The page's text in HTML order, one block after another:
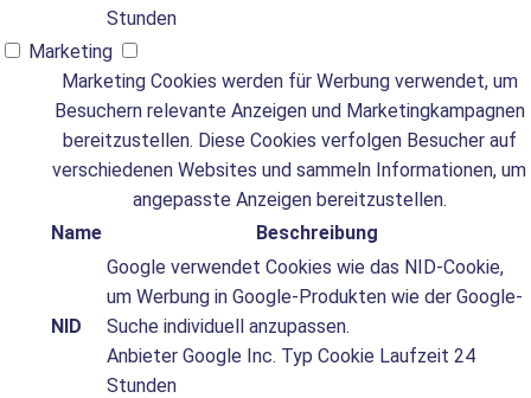
Stunden
Marketing
Marketing Cookies werden für Werbung verwendet, um
Besuchern relevante Anzeigen und Marketingkampagnen
bereitzustellen. Diese Cookies verfolgen Besucher auf
verschiedenen Websites und sammeln Informationen, um
angepasste Anzeigen bereitzustellen.
Name
Beschreibung
NID
Google verwendet Cookies wie das NID-Cookie,
um Werbung in Google-Produkten wie der Google-
Suche individuell anzupassen.
Anbieter Google Inc. Typ Cookie Laufzeit 24
Stunden